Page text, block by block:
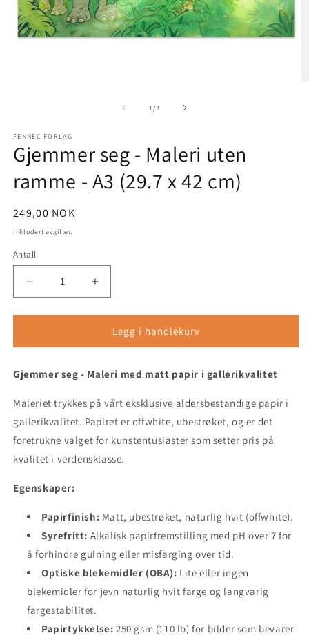
1/av
3
FENNEC FORLAG
Gjemmer seg - Maleri uten
ramme - A3 (29.7 x 42 cm)
Vanlig
pris
249,00 NOK
Inkludert avgifter.
Antall
Antall
antallet
for
seg
Maleri
ramme
-
(29.7
x
cm)
Øk
antallet
for
Gjemmer
seg
Maleri
ramme
-
(29.7
x
Legg i handlekurv
Gjemmer seg - Maleri med matt papir i gallerikvalitet
Maleriet trykkes på vårt eksklusive aldersbestandige papir i
gallerikvalitet. Papiret er offwhite, ubestrøket, og er det
foretrukne valget for kunstentusiaster som setter pris på
kvalitet i verdensklasse.
Egenskaper:
Papirfinish: Matt, ubestrøket, naturlig hvit (offwhite).
Syrefritt: Alkalisk papirfremstilling med pH over 7 for
å forhindre gulning eller misfarging over tid.
Optiske blekemidler (OBA): Lite eller ingen
blekemidler for jevn naturlig hvit farge og langvarig
fargestabilitet.
Papirtykkelse: 250 gsm (110 lb) for bilder som bevarer